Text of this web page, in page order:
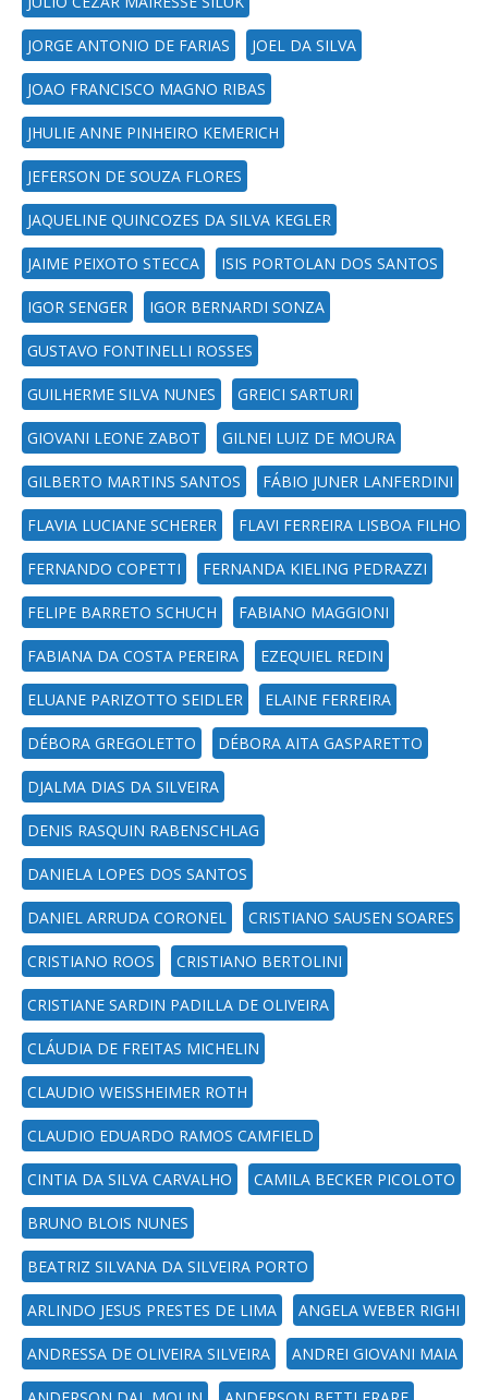
JORGE ANTONIO DE FARIAS JOEL DA SILVA
JOAO FRANCISCO MAGNO RIBAS
JHULIE ANNE PINHEIRO KEMERICH
JEFERSON DE SOUZA FLORES
JAQUELINE QUINCOZES DA SILVA KEGLER
JAIME PEIXOTO STECCA ISIS PORTOLAN DOS SANTOS
IGOR SENGER IGOR BERNARDI SONZA
GUSTAVO FONTINELLI ROSSES
GUILHERME SILVA NUNES GREICI SARTURI
GIOVANI LEONE ZABOT GILNEI LUIZ DE MOURA
GILBERTO MARTINS SANTOS FÁBIO JUNER LANFERDINI
FLAVIA LUCIANE SCHERER FLAVI FERREIRA LISBOA FILHO
FERNANDO COPETTI FERNANDA KIELING PEDRAZZI
FELIPE BARRETO SCHUCH FABIANO MAGGIONI
FABIANA DA COSTA PEREIRA EZEQUIEL REDIN
ELUANE PARIZOTTO SEIDLER ELAINE FERREIRA
DÉBORA GREGOLETTO DÉBORA AITA GASPARETTO
DJALMA DIAS DA SILVEIRA
DENIS RASQUIN RABENSCHLAG
DANIELA LOPES DOS SANTOS
DANIEL ARRUDA CORONEL CRISTIANO SAUSEN SOARES
CRISTIANO ROOS CRISTIANO BERTOLINI
CRISTIANE SARDIN PADILLA DE OLIVEIRA
CLÁUDIA DE FREITAS MICHELIN
CLAUDIO WEISSHEIMER ROTH
CLAUDIO EDUARDO RAMOS CAMFIELD
CINTIA DA SILVA CARVALHO CAMILA BECKER PICOLOTO
BRUNO BLOIS NUNES
BEATRIZ SILVANA DA SILVEIRA PORTO
ARLINDO JESUS PRESTES DE LIMA ANGELA WEBER RIGHI
ANDRESSA DE OLIVEIRA SILVEIRA ANDREI GIOVANI MAIA